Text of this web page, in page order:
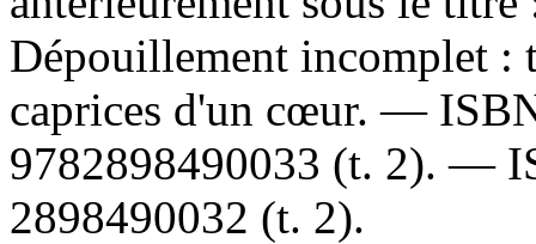
Dépouillement incomplet :
caprices d'un cœur. —
9782898490033 (t. 2). —
2898490032 (t. 2).